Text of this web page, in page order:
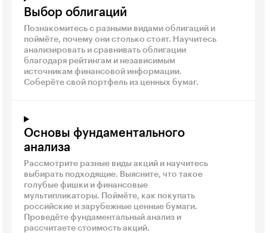
Выбор облигаций
Познакомитесь с разными видами облигаций и
поймёте, почему они столько стоят. Научитесь
анализировать и сравнивать облигации
благодаря рейтингам и независимым
источникам финансовой информации.
Соберёте свой портфель из ценных бумаг.
Основы фундаментального
анализа
Рассмотрите разные виды акций и научитесь
выбирать подходящие. Выясните, что такое
голубые фишки и финансовые
мультипликаторы. Поймёте, как покупать
российские и зарубежные ценные бумаги.
Проведёте фундаментальный анализ и
рассчитаете стоимость акций.